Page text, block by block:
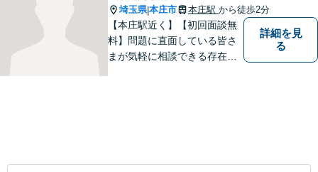
埼玉県|本庄市 本庄駅 から徒歩2分
【本庄駅近く】【初回面談無
料】問題に直面している皆さ
まが気軽に相談できる存在に
相談ください。
詳細を見
る